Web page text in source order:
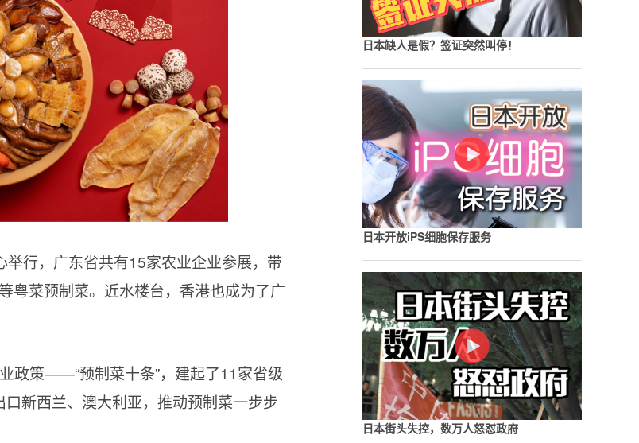
行，广东省共有15家农业企业参展，带
粤菜预制菜。近水楼台，香港也成为了广
政策——“预制菜十条”，建起了11家省级
新西兰、澳大利亚，推动预制菜一步步
日本缺人是假？签证突然叫停！
日本开放iPS细胞保存服务
日本街头失控，数万人怒怼政府